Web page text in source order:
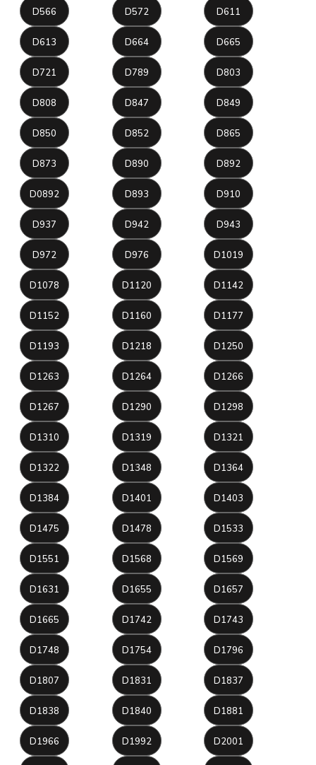
D566 D572 D611
D613 D664 D665
D721 D789 D803
D808 D847 D849
D850 D852 D865
D873 D890 D892
D0892 D893 D910
D937 D942 D943
D972 D976 D1019
D1078 D1120 D1142
D1152 D1160 D1177
D1193 D1218 D1250
D1263 D1264 D1266
D1267 D1290 D1298
D1310 D1319 D1321
D1322 D1348 D1364
D1384 D1401 D1403
D1475 D1478 D1533
D1551 D1568 D1569
D1631 D1655 D1657
D1665 D1742 D1743
D1748 D1754 D1796
D1807 D1831 D1837
D1838 D1840 D1881
D1966 D1992 D2001